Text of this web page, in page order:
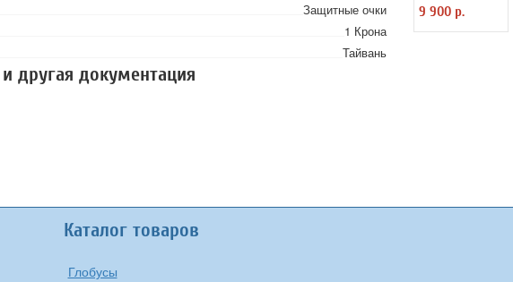
Защитные очки
1 Крона
Тайвань
другая документация
детский, с
камерой, 35Х
9 900 р.
Каталог товаров
Глобусы